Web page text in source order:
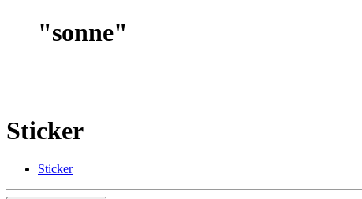
"sonne"
Sticker
Sticker